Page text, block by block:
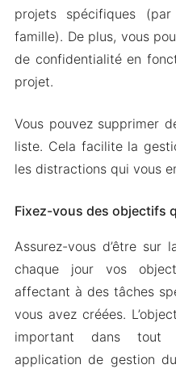
projets spécifiques
famille). De plus, vous
de confidentialité en
projet.
Vous pouvez supprimer
liste. Cela facilite la
les distractions qui vous
Fixez-vous des objectifs
Assurez-vous d’être sur
chaque jour vos
affectant à des tâches
vous avez créées.
important dans tout
application de gestion